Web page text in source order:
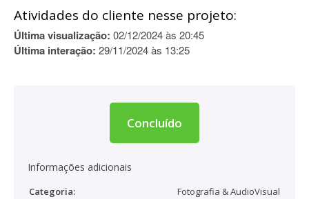
Atividades do cliente nesse projeto:
Última visualização: 02/12/2024 às 20:45
Última interação: 29/11/2024 às 13:25
Concluído
Informações adicionais
Categoria:
Fotografia & AudioVisual